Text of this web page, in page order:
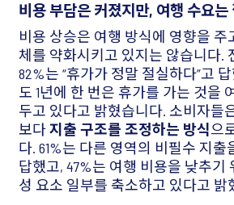
비용 부담은 커졌지만, 여행 수요는
비용 상승은 여행 방식에 영향을 주
체를 약화시키고 있지는 않습니다.
82%는 “휴가가 정말 절실하다”고
도 1년에 한 번은 휴가를 가는 것을
두고 있다고 밝혔습니다. 소비자들
보다지출 구조를 조정하는 방식으
다. 61%는 다른 영역의 비필수 지출
답했고, 47%는 여행 비용을 낮추기
성 요소 일부를 축소하고 있다고 밝